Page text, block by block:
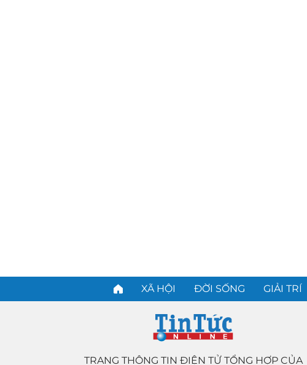
XÃ HỘI ĐỜI SỐNG GIẢI TRÍ
TRANG THÔNG TIN ĐIỆN TỬ TỔNG HỢP CỦA